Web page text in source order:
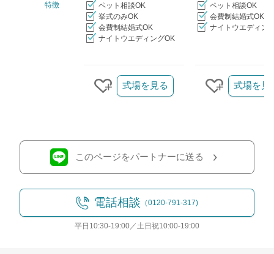
特徴
ペット相談OK
挙式のみOK
会費制結婚式OK
ナイトウエディングOK
ペット相談OK
会費制結婚式OK
ナイトウエディン
クリップする
式場を見る
クリップす
式場を見
このページをパートナーに送る
電話相談 （0120-791-317)
平日10:30-19:00／土日祝10:00-19:00